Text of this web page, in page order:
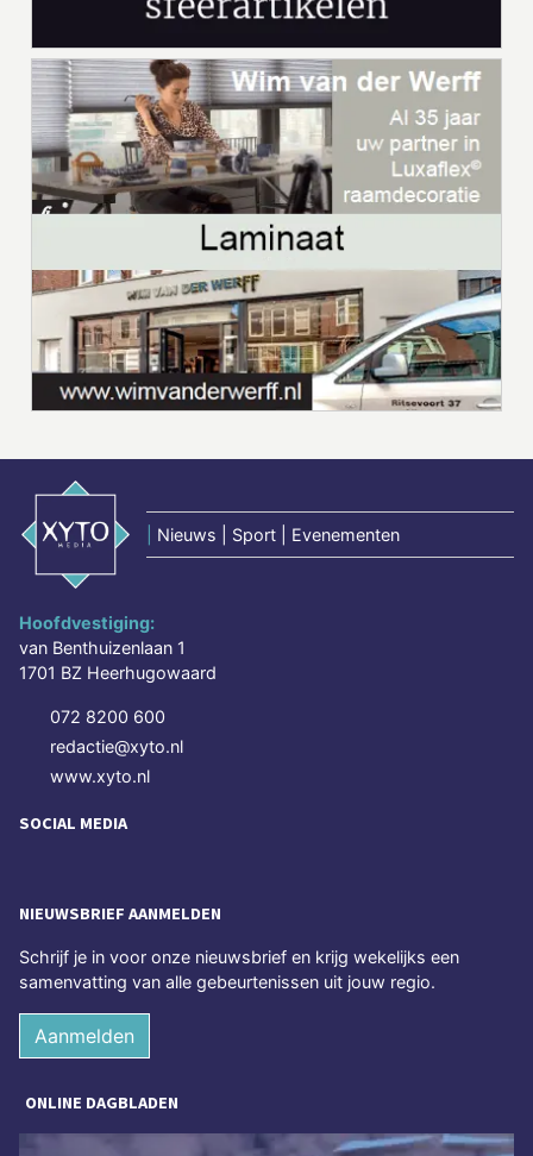
Nieuws | Sport | Evenementen
Hoofdvestiging:
van Benthuizenlaan 1
1701 BZ Heerhugowaard
072 8200 600
redactie@xyto.nl
www.xyto.nl
SOCIAL MEDIA
NIEUWSBRIEF AANMELDEN
Schrijf je in voor onze nieuwsbrief en krijg wekelijks een
samenvatting van alle gebeurtenissen uit jouw regio.
Aanmelden
ONLINE DAGBLADEN